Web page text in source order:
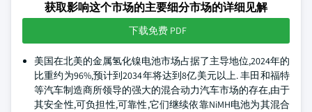
获取影响这个市场的主要细分市场的详细见解
下载免费 PDF
美国在北美的金属氢化镍电池市场占据了主导地位,2024年的
比重约为96%,预计到2034年将达到8亿美元以上. 丰田和福特
等汽车制造商所领导的强大的混合动力汽车市场的存在,由于
其安全性,可负担性,可靠性,它们继续依靠NiMH电池为其混合